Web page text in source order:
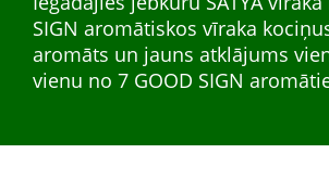
SIGN aromātiskos vīraka
aromāts un jauns atklājums
vienu no 7 GOOD SIGN
ikdienas atbalstam. Plašs
enerģijai, imunitātei.
krāsas pastiprinātājus,
nokrāsot matus, vienlaikus tos
visiem matu tipiem.